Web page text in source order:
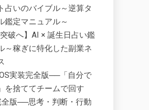
占いのバイブル～逆算タ
鑑定マニュアル～
破へ】AI × 誕生日占い鑑
～稼ぎに特化した副業ネ
実装完全版──「自分で
を捨ててチームで回す
全版──思考・判断・行動